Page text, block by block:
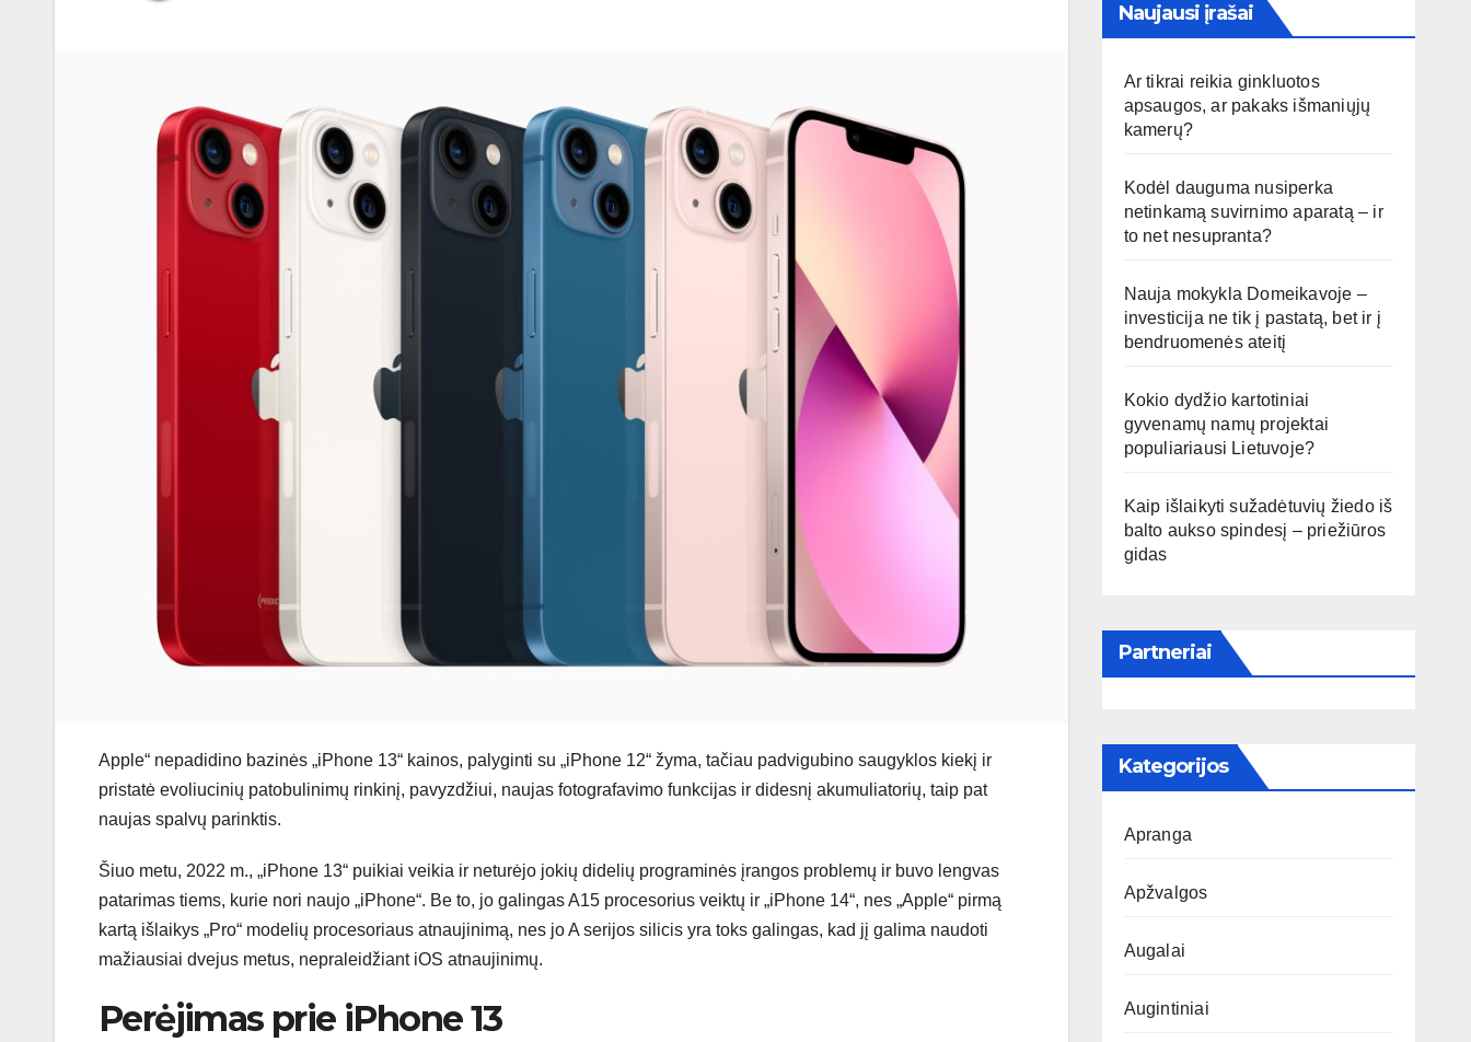
Apple“ nepadidino bazinės „iPhone 13“ kainos, palyginti su „iPhone 12“ žyma, tačiau padvigubino saugyklos kiekį ir
pristatė evoliucinių patobulinimų rinkinį, pavyzdžiui, naujas fotografavimo funkcijas ir didesnį akumuliatorių, taip pat
naujas spalvų parinktis.
Šiuo metu, 2022 m., „iPhone 13“ puikiai veikia ir neturėjo jokių didelių programinės įrangos problemų ir buvo lengvas
patarimas tiems, kurie nori naujo „iPhone“. Be to, jo galingas A15 procesorius veiktų ir „iPhone 14“, nes „Apple“ pirmą
kartą išlaikys „Pro“ modelių procesoriaus atnaujinimą, nes jo A serijos silicis yra toks galingas, kad jį galima naudoti
mažiausiai dvejus metus, nepraleidžiant iOS atnaujinimų.
Perėjimas prie iPhone 13
Naujausi įrašai
Ar tikrai reikia ginkluotos
apsaugos, ar pakaks išmaniųjų
kamerų?
Kodėl dauguma nusiperka
netinkamą suvirnimo aparatą – ir
to net nesupranta?
Nauja mokykla Domeikavoje –
investicija ne tik į pastatą, bet ir į
bendruomenės ateitį
Kokio dydžio kartotiniai
gyvenamų namų projektai
populiariausi Lietuvoje?
Kaip išlaikyti sužadėtuvių žiedo iš
balto aukso spindesį – priežiūros
gidas
Partneriai
Kategorijos
Apranga
Apžvalgos
Augalai
Augintiniai